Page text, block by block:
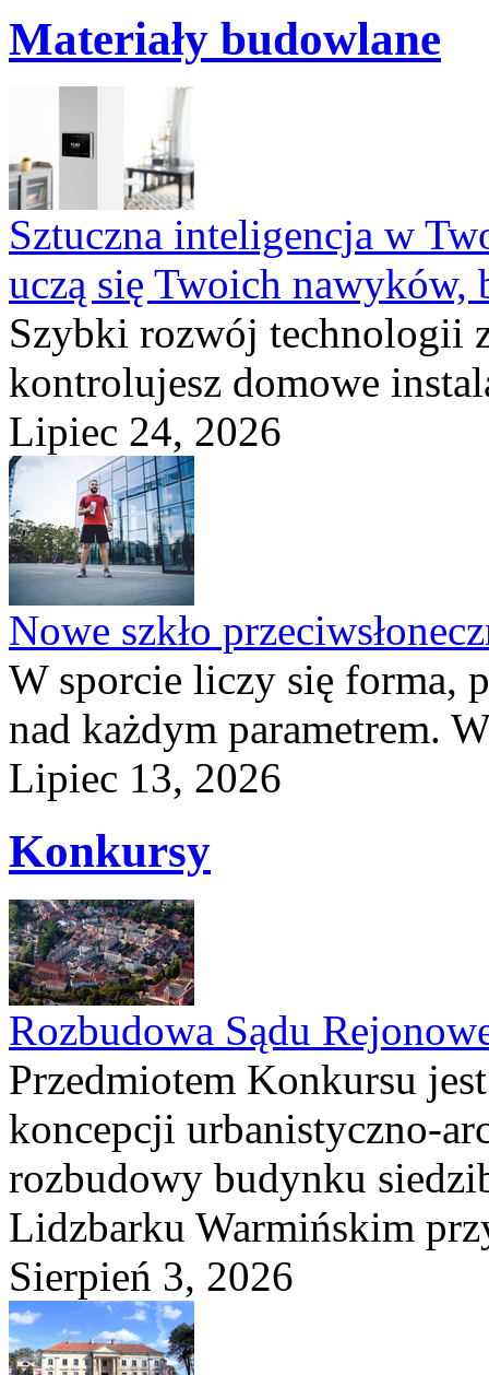
Materiały budowlane
Sztuczna inteligencja w
uczą się Twoich nawyków,
Szybki rozwój technologii
kontrolujesz domowe
Lipiec 24, 2026
Nowe szkło
W sporcie liczy się forma,
nad każdym parametrem.
Lipiec 13, 2026
Konkursy
Rozbudowa Sądu
Przedmiotem Konkursu
koncepcji urbanistyczno-
rozbudowy budynku
Lidzbarku Warmińskim
Sierpień 3, 2026